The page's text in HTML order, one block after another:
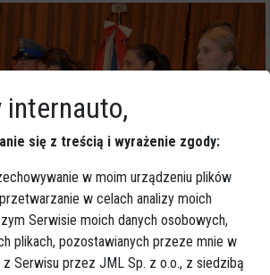
internauto,
się z treścią i wyrażenie zgody:
w moim urządzeniu plików
w celach analizy moich
Serwisie moich danych osobowych,
plikach, pozostawianych przeze mnie w
z Serwisu przez JML Sp. z o.o., z siedzibą